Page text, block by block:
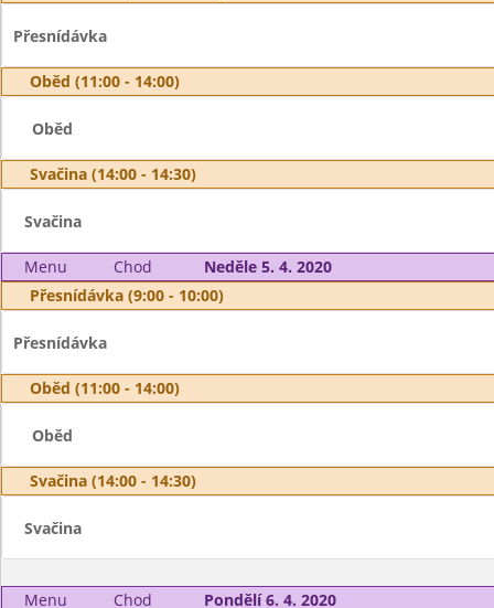
Přesnídávka
Oběd (11:00 - 14:00)
Oběd
Svačina (14:00 - 14:30)
Svačina
Menu Chod
Neděle 5. 4. 2020
Přesnídávka (9:00 - 10:00)
Přesnídávka
Oběd (11:00 - 14:00)
Oběd
Svačina (14:00 - 14:30)
Svačina
Menu Chod
Pondělí 6. 4. 2020